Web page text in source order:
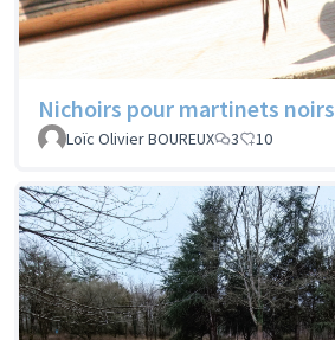
Nichoirs pour martinets noirs
Loïc Olivier BOUREUX
3 10